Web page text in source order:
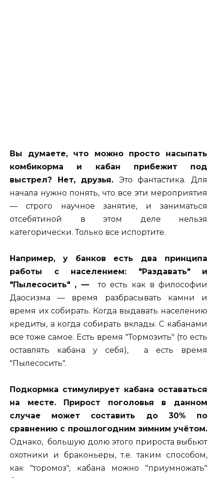
Вы думаете, что можно просто насыпать
комбикорма и кабан прибежит под
выстрел? Нет, друзья. Это фантастика. Для
начала нужно понять, что все эти мероприятия
— строго научное занятие, и заниматься
отсебятиной в этом деле нельзя
категорически. Только все испортите.
Например, у банков есть два принципа
работы с населением: "Раздавать" и
"Пылесосить" , —то есть как в философии
Даосизма — время разбрасывать камни и
время их собирать. Когда выдавать населению
кредиты, а когда собирать вклады. С кабанами
все тоже самое. Есть время "Тормозить" (то есть
оставлять кабана у себя), а есть время
"Пылесосить".
Подкормка стимулирует кабана оставаться
на месте.
Прирост поголовья в данном
случае может составить до 30% по
сравнению с прошлогодним зимним учётом.
Однако, большую долю этого прироста выбьют
охотники и браконьеры, т.е. таким способом,
как "торомоз", кабана можно "приумножать"